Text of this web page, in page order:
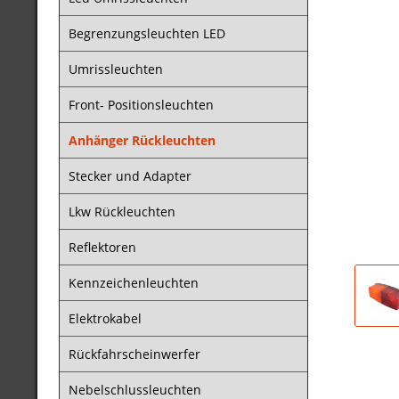
Begrenzungsleuchten LED
Umrissleuchten
Front- Positionsleuchten
Anhänger Rückleuchten
Stecker und Adapter
Lkw Rückleuchten
Reflektoren
Kennzeichenleuchten
Elektrokabel
Rückfahrscheinwerfer
Nebelschlussleuchten